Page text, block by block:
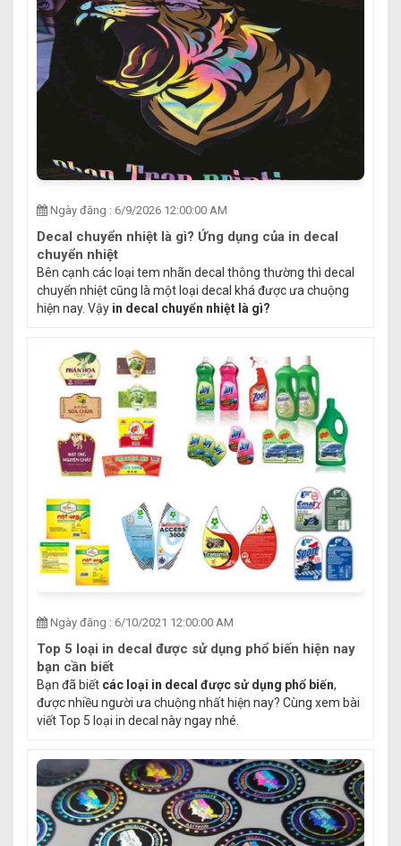
Ngày đăng : 6/9/2026 12:00:00 AM
Decal chuyển nhiệt là gì? Ứng dụng của in decal
chuyển nhiệt
Bên cạnh các loại tem nhãn decal thông thường thì decal
chuyển nhiệt cũng là một loại decal khá được ưa chuộng
hiện nay. Vậy in decal chuyển nhiệt là gì?
Ngày đăng : 6/10/2021 12:00:00 AM
Top 5 loại in decal được sử dụng phổ biến hiện nay
bạn cần biết
Bạn đã biết các loại in decal được sử dụng phổ biến,
được nhiều người ưa chuộng nhất hiện nay? Cùng xem bài
viết Top 5 loại in decal này ngay nhé.